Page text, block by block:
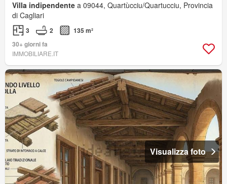
Villa indipendente a 09044, Quartùcciu/Quartucciu, Provincia
di Cagliari
3 2
135 m²
30+ giorni fa
IMMOBILIARE.IT
Visualizza foto